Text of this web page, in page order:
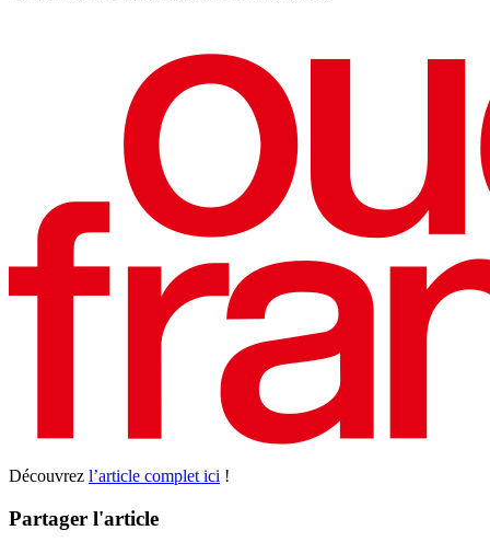
Découvrez l’article complet ici !
Partager l'article